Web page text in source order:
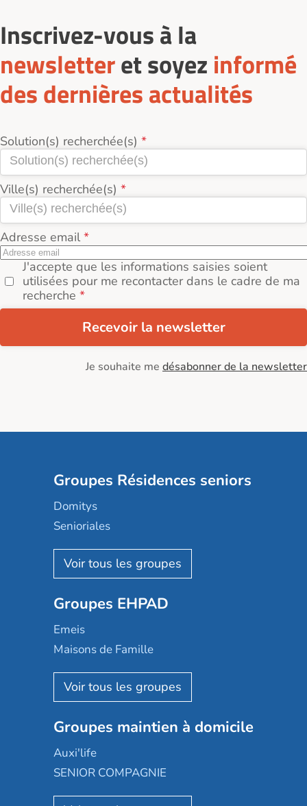
Inscrivez-vous à la
newsletteret soyez informé
des dernières actualités
Solution(s) recherchée(s)
Ville(s) recherchée(s)
Adresse email
J'accepte que les informations saisies soient
utilisées pour me recontacter dans le cadre de ma
recherche
Recevoir la newsletter
Je souhaite me désabonner de la newsletter
Groupes Résidences seniors
Domitys
Senioriales
Nohée
Les Résidentiels
Mobicap
Domusvi
Happy Senior
Aquarelia
Nexity edenea
Les jardins d'Arcadie
Groupes EHPAD
Emeis
Maisons de Famille
Korian
Emera
Groupe SOS
Le Noble Âge
Almage
Groupes maintien à domicile
Auxi'life
SENIOR COMPAGNIE
AGE D'OR Services